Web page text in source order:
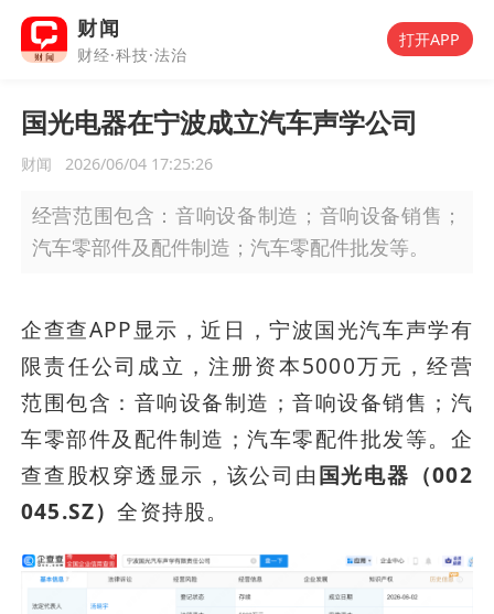
财闻
财经·科技·法治
打开APP
国光电器在宁波成立汽车声学公司
财闻 2026/06/04 17:25:26
经营范围包含：音响设备制造；音响设备销售；
汽车零部件及配件制造；汽车零配件批发等。
企查查APP显示，近日，宁波国光汽车声学有
限责任公司成立，注册资本5000万元，经营
范围包含：音响设备制造；音响设备销售；汽
车零部件及配件制造；汽车零配件批发等。企
查查股权穿透显示，该公司由国光电器（002
045.SZ）全资持股。